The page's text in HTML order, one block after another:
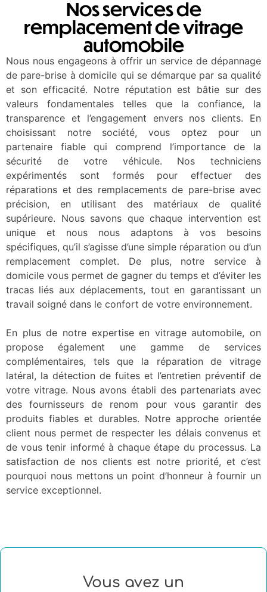
Nos services de
remplacement de vitrage
automobile
Nous nous engageons à offrir un service de dépannage
de pare-brise à domicile qui se démarque par sa qualité
et son efficacité. Notre réputation est bâtie sur des
valeurs fondamentales telles que la confiance, la
transparence et l’engagement envers nos clients. En
choisissant notre société, vous optez pour un
partenaire fiable qui comprend l’importance de la
sécurité de votre véhicule. Nos techniciens
expérimentés sont formés pour effectuer des
réparations et des remplacements de pare-brise avec
précision, en utilisant des matériaux de qualité
supérieure. Nous savons que chaque intervention est
unique et nous nous adaptons à vos besoins
spécifiques, qu’il s’agisse d’une simple réparation ou d’un
remplacement complet. De plus, notre service à
domicile vous permet de gagner du temps et d’éviter les
tracas liés aux déplacements, tout en garantissant un
travail soigné dans le confort de votre environnement.
En plus de notre expertise en vitrage automobile, on
propose également une gamme de services
complémentaires, tels que la réparation de vitrage
latéral, la détection de fuites et l’entretien préventif de
votre vitrage. Nous avons établi des partenariats avec
des fournisseurs de renom pour vous garantir des
produits fiables et durables. Notre approche orientée
client nous permet de respecter les délais convenus et
de vous tenir informé à chaque étape du processus. La
satisfaction de nos clients est notre priorité, et c’est
pourquoi nous mettons un point d’honneur à fournir un
service exceptionnel.
Vous avez un